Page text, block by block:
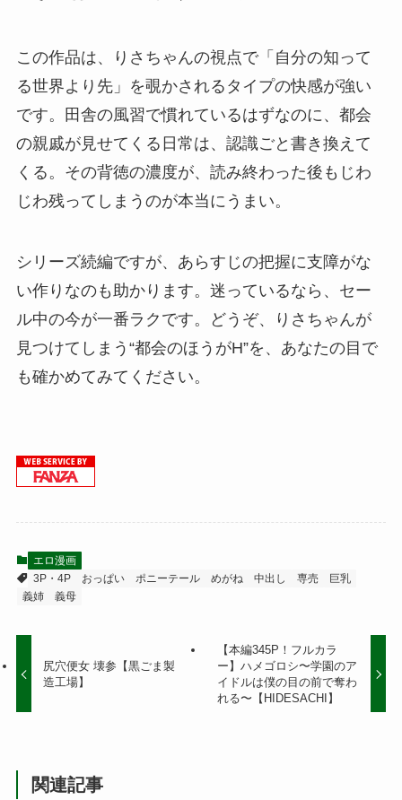
この作品は、りさちゃんの視点で「自分の知って
る世界より先」を覗かされるタイプの快感が強い
です。田舎の風習で慣れているはずなのに、都会
の親戚が見せてくる日常は、認識ごと書き換えて
くる。その背徳の濃度が、読み終わった後もじわ
じわ残ってしまうのが本当にうまい。
シリーズ続編ですが、あらすじの把握に支障がな
い作りなのも助かります。迷っているなら、セー
ル中の今が一番ラクです。どうぞ、りさちゃんが
見つけてしまう“都会のほうがH”を、あなたの目で
も確かめてみてください。
エロ漫画
3P・4P
おっぱい ポニーテール めがね 中出し 専売
巨乳
義姉
義母
尻穴便女 壊参【黒ごま製
造工場】
【本編345P！フルカラ
ー】ハメゴロシ〜学園のア
イドルは僕の目の前で奪わ
れる〜【HIDESACHI】
関連記事